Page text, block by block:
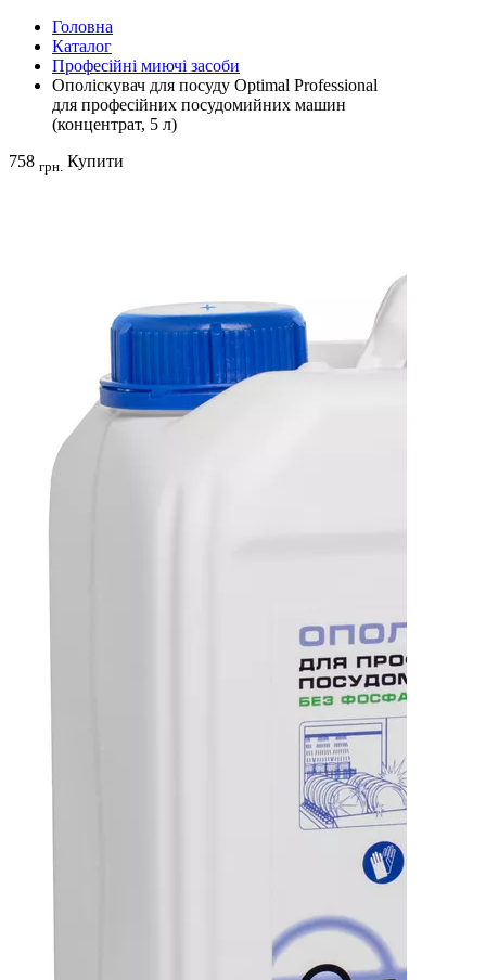
Головна
Каталог
Професійні миючі засоби
Ополіскувач для посуду Optimal Professional
для професійних посудомийних машин
(концентрат, 5 л)
758 грн. Купити